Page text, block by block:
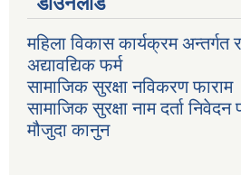
महिला विकास कार्यक्रम
अद्यावद्यिक फर्म
सामाजिक सुरक्षा नविकरण फाराम
सामाजिक सुरक्षा नाम दर्ता निवेदन
मौजुदा कानुन